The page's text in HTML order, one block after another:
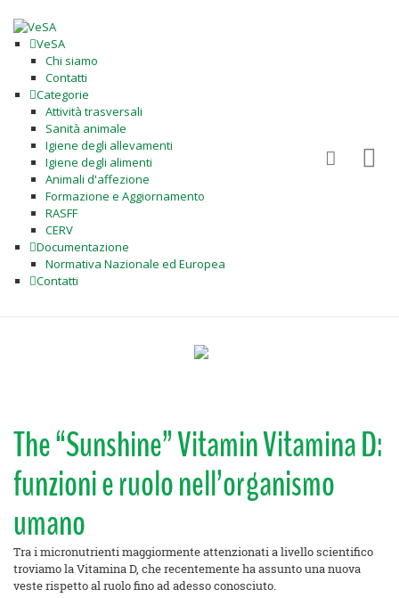
VeSA
Chi siamo
Contatti
Categorie
Attività trasversali
Sanità animale
Igiene degli allevamenti
Igiene degli alimenti
Animali d'affezione
Formazione e Aggiornamento
RASFF
CERV
Documentazione
Normativa Nazionale ed Europea
Contatti
The “Sunshine” Vitamin Vitamina D:
funzioni e ruolo nell’organismo
umano
Tra i micronutrienti maggiormente attenzionati a livello scientifico
troviamo la Vitamina D, che recentemente ha assunto una nuova
veste rispetto al ruolo fino ad adesso conosciuto.